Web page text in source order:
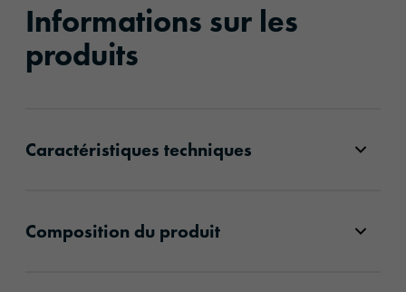
Informations sur les
produits
Caractéristiques techniques
Composition du produit